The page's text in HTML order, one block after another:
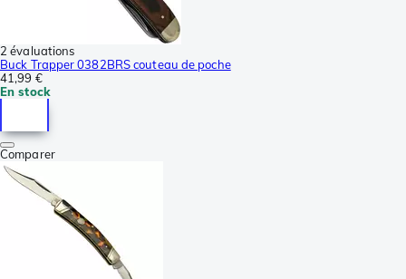
2 évaluations
Buck Trapper 0382BRS couteau de poche
41,99 €
En stock
Comparer